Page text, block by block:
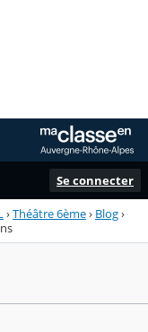
Se connecter
›Théâtre 6ème› Blog›